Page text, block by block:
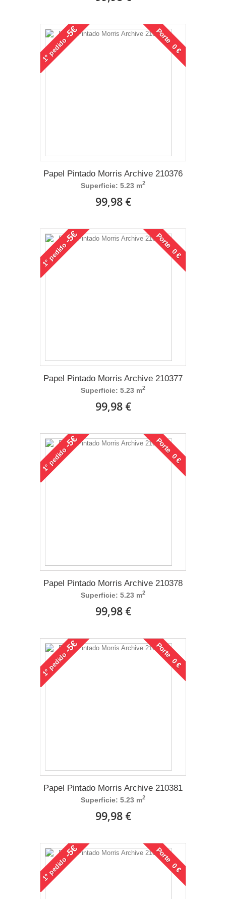
1°
pedido
-5€ Porte 0 €
Papel Pintado Morris Archive 210376
Superficie: 5.23 m2
99,98 €
1°
pedido
-5€ Porte 0 €
Papel Pintado Morris Archive 210377
Superficie: 5.23 m2
99,98 €
1°
pedido
-5€ Porte 0 €
Papel Pintado Morris Archive 210378
Superficie: 5.23 m2
99,98 €
1°
pedido
-5€ Porte 0 €
Papel Pintado Morris Archive 210381
Superficie: 5.23 m2
99,98 €
1°
pedido
-5€ Porte 0 €